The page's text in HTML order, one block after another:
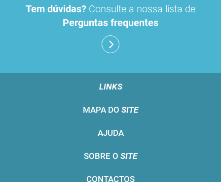
Tem dúvidas? Consulte a nossa lista de
Perguntas frequentes
LINKS
MAPA DO SITE
AJUDA
SOBRE O SITE
CONTACTOS